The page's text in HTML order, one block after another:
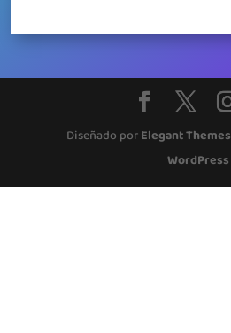
Diseñado porElegant Themes
WordPress